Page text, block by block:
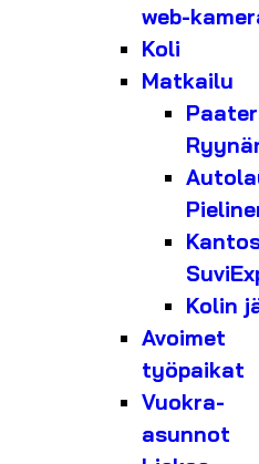
web-
Koli
Matkailu
Kolin
Avoimet
työpaikat
Vuokra-
asunnot